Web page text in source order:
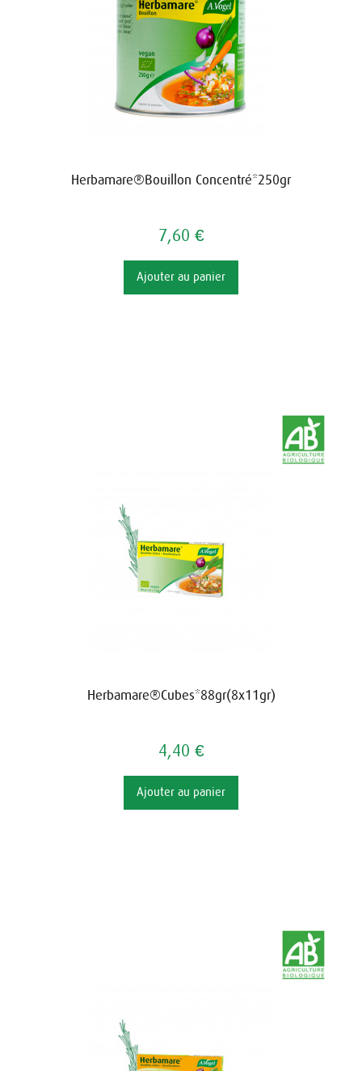
Herbamare®Bouillon Concentré*250gr
7,60 €
Ajouter au panier
Herbamare®Cubes*88gr(8x11gr)
4,40 €
Ajouter au panier